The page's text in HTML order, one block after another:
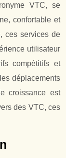
VTC, se
confortable et
ces services de
utilisateur
compétitifs et
déplacements
croissance est
des VTC, ces